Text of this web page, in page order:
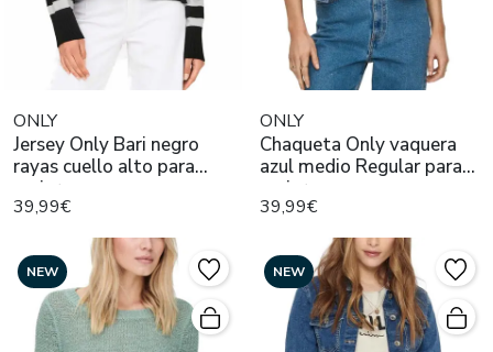
ONLY
Jersey Only Bari negro
rayas cuello alto para
mujer
39,99€
ONLY
Chaqueta Only vaquera
azul medio Regular para
mujer
39,99€
NEW NEW